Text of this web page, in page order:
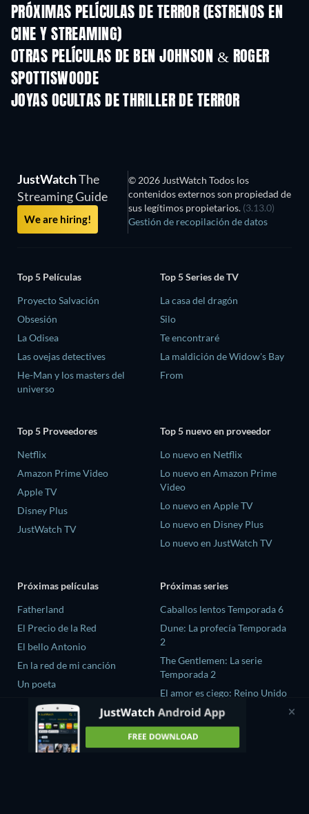
PRÓXIMAS PELÍCULAS DE TERROR (ESTRENOS EN
CINE Y STREAMING)
OTRAS PELÍCULAS DE BEN JOHNSON & ROGER
SPOTTISWOODE
JOYAS OCULTAS DE THRILLER DE TERROR
JustWatchThe
Streaming Guide
We are hiring!
© 2026 JustWatch Todos los
contenidos externos son propiedad de
sus legítimos propietarios. (3.13.0)
Gestión de recopilación de datos
Top 5 Películas
Proyecto Salvación
Obsesión
La Odisea
Las ovejas detectives
He-Man y los masters del
universo
Top 5 Series de TV
La casa del dragón
Silo
Te encontraré
La maldición de Widow's Bay
From
Top 5 Proveedores
Netflix
Amazon Prime Video
Apple TV
Disney Plus
JustWatch TV
Top 5 nuevo en proveedor
Lo nuevo en Netflix
Lo nuevo en Amazon Prime
Video
Lo nuevo en Apple TV
Lo nuevo en Disney Plus
Lo nuevo en JustWatch TV
Próximas películas
Fatherland
El Precio de la Red
El bello Antonio
En la red de mi canción
Un poeta
Próximas series
Caballos lentos Temporada 6
Dune: La profecía Temporada
2
The Gentlemen: La serie
Temporada 2
El amor es ciego: Reino Unido
Temporada 3
Fuego Ardiente season-1